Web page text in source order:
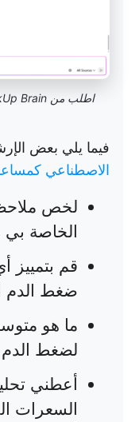
اطلب من ClickUp Brain تلخيص الأفكار من مساحة عملك
فيما يلي بعض
الاصطناعي
لخص
الخاصة بي
قم بتمييز
ضغط الدم
لضغط
أعطني
السعرات